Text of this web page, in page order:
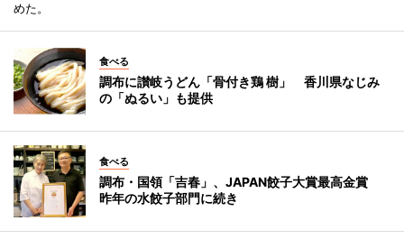
めた。
食べる
調布に讃岐うどん「骨付き鶏 樹」 香川県なじみ
の「ぬるい」も提供
食べる
調布・国領「吉春」、JAPAN餃子大賞最高金賞
昨年の水餃子部門に続き